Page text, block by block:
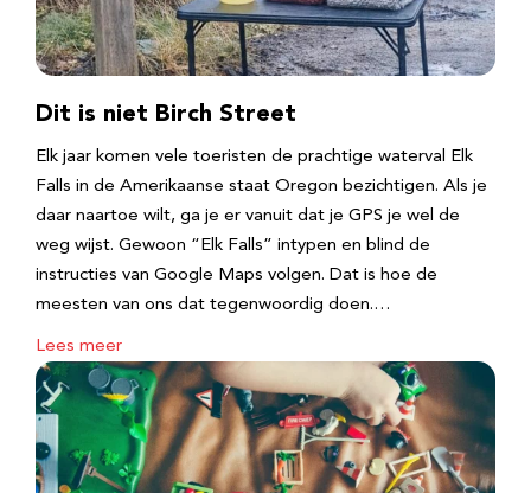
Dit is niet Birch Street
Elk jaar komen vele toeristen de prachtige waterval Elk
Falls in de Amerikaanse staat Oregon bezichtigen. Als je
daar naartoe wilt, ga je er vanuit dat je GPS je wel de
weg wijst. Gewoon “Elk Falls” intypen en blind de
instructies van Google Maps volgen. Dat is hoe de
meesten van ons dat tegenwoordig doen.…
Lees meer